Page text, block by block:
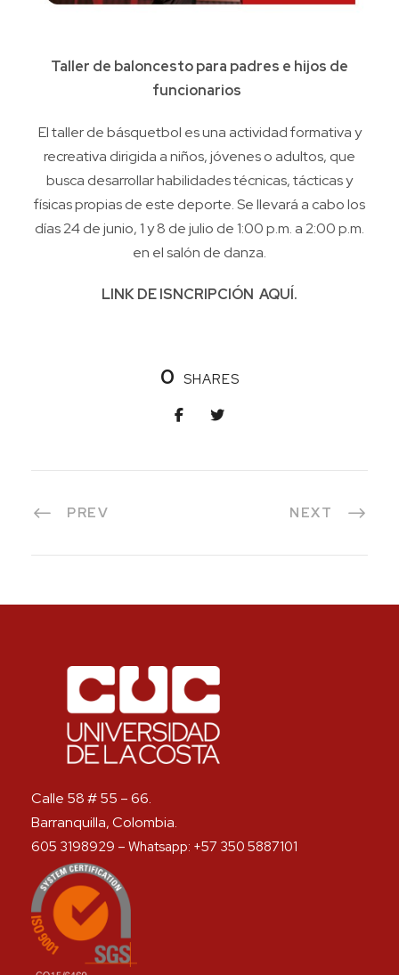
Taller de baloncesto para padres e hijos de
funcionarios
El taller de básquetbol es una actividad formativa y
recreativa dirigida a niños, jóvenes o adultos, que
busca desarrollar habilidades técnicas, tácticas y
físicas propias de este deporte. Se llevará a cabo los
días 24 de junio, 1 y 8 de julio de 1:00 p.m. a 2:00 p.m.
en el salón de danza.
LINK DE ISNCRIPCIÓN AQUÍ.
0 SHARES
PREV NEXT
Calle 58 # 55 – 66.
Barranquilla, Colombia.
605 3198929 – Whatsapp: +57 350 5887101